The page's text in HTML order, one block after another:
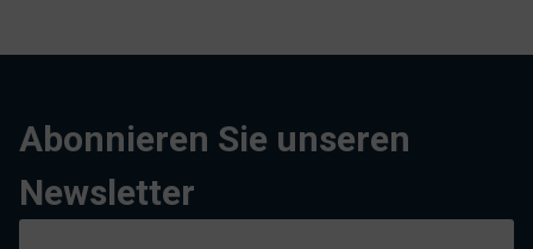
Abonnieren Sie unseren
Newsletter